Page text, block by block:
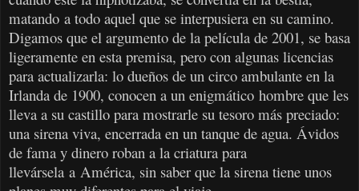
matando a todo aquel que se interpusiera en su camino.
Digamos que el argumento de la película de 2001, se basa
ligeramente en esta premisa, pero con algunas licencias
para actualizarla: lo dueños de un circo ambulante en la
Irlanda de 1900, conocen a un enigmático hombre que les
lleva a su castillo para mostrarle su tesoro más preciado:
una sirena viva, encerrada en un tanque de agua. Ávidos
de fama y dinero roban a la criatura para
llevársela a América, sin saber que la sirena tiene unos